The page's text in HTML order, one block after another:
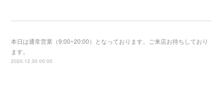
本日は通常営業（9:00~20:00）となっております。ご来店お待ちしており
ます。
2020.12.30 00:00